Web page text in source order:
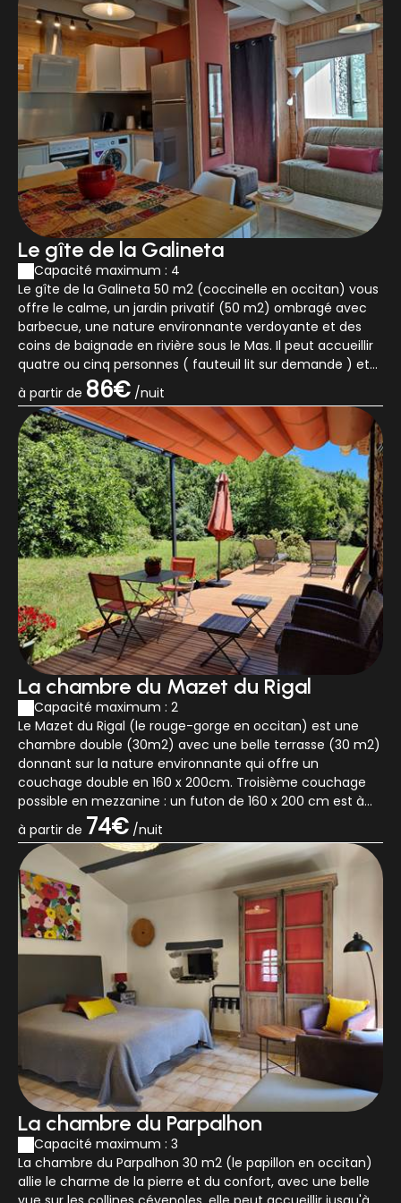
canyoning, canoë-kayak, vélo électrique
directement au Mas sur réservation, spéléo,
baignade...
🍴 La Table du Mas : saveurs du
sud
Savourez une cuisine originale à base de produits
frais et locaux.
Table d'hôtes :le samedi soir ou sur demande toute
l'année.
"Caillette" la Table du Mas ouvre ses portes de mi-
juin à mi-septembre :
du jeudi au lundi, de 19h00 à
21h00, nous vous proposons un menu savoureux
accompagné de vins producteurs et de bières
artisanales.
Uniquement sur réservation. Pour
toute demande particulière, n'hésitez
pas à me contacter.
📍 Une situation idéale : grand air
et déconnexion
Le Mas de Ribard est le point de départ parfait pour
explorer le Parc National des Cévennes, le Cirque de
Navacelles ou le Mont Aigoual.
Que vous veniez pour la randonnée, la baignade en
rivière ou simplement pour le "lâcher-prise", vous
trouverez ici une parenthèse hors du temps.
Le gîte de la Galineta
Capacité maximum : 4
Le gîte de la Galineta 50 m2 (coccinelle en occitan) vous
offre le calme, un jardin privatif (50 m2) ombragé avec
barbecue, une nature environnante verdoyante et des
coins de baignade en rivière sous le Mas. Il peut accueillir
quatre ou cinq personnes ( fauteuil lit sur demande ) et
son espace extér...
à partir de 86€ /nuit
La chambre du Mazet du Rigal
Capacité maximum : 2
Le Mazet du Rigal (le rouge-gorge en occitan) est une
chambre double (30m2) avec une belle terrasse (30 m2)
donnant sur la nature environnante qui offre un
couchage double en 160 x 200cm. Troisième couchage
possible en mezzanine : un futon de 160 x 200 cm est à
votre disposition sur demande (avec su...
à partir de 74€ /nuit
La chambre du Parpalhon
Capacité maximum : 3
La chambre du Parpalhon 30 m2 (le papillon en occitan)
allie le charme de la pierre et du confort, avec une belle